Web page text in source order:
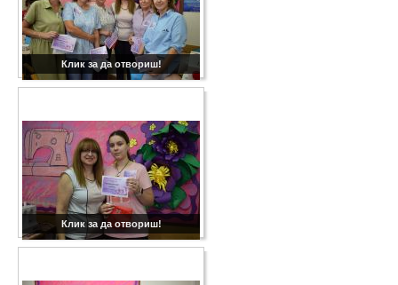
Клик за да отвориш!
Клик за да отвориш!